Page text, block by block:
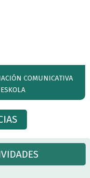
COMUNICATIVA